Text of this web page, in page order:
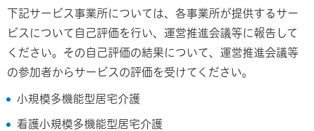
下記サービス事業所については、各事業所が提供するサー
ビスについて自己評価を行い、運営推進会議等に報告して
ください。その自己評価の結果について、運営推進会議等
の参加者からサービスの評価を受けてください。
小規模多機能型居宅介護
看護小規模多機能型居宅介護